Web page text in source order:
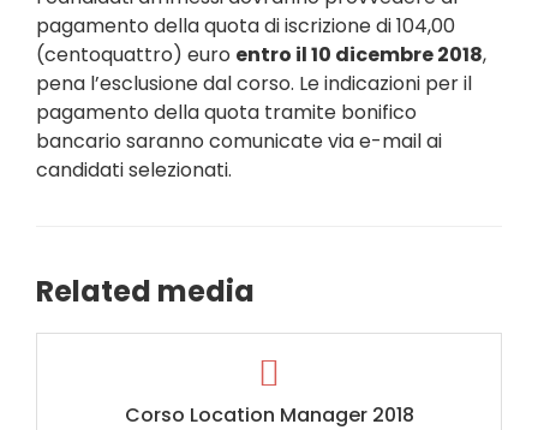
pagamento della quota di iscrizione di 104,00
(centoquattro) euro entro il 10 dicembre 2018,
pena l’esclusione dal corso. Le indicazioni per il
pagamento della quota tramite bonifico
bancario saranno comunicate via e-mail ai
candidati selezionati.
Related media
Corso Location Manager 2018